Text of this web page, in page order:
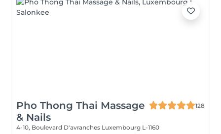
Pho Thong Thai Massage
& Nails
128
4-10, Boulevard D'avranches Luxembourg L-1160